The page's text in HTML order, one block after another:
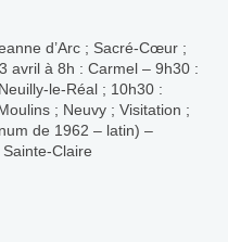
d’Arc ; Sacré-Cœur ;
avril à 8h : Carmel – 9h30 :
le-Réal ; 10h30 :
; Neuvy ; Visitation ;
de 1962 – latin) –
Claire